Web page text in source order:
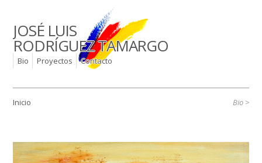
JOSÉ LUIS
RODRÍGUEZ TAMARGO
Bio Proyectos Contacto
Inicio Bio